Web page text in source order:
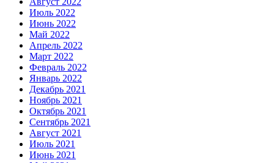
Июль 2022
Июнь 2022
Май 2022
Апрель 2022
Март 2022
Февраль 2022
Январь 2022
Декабрь 2021
Ноябрь 2021
Октябрь 2021
Сентябрь 2021
Август 2021
Июль 2021
Июнь 2021